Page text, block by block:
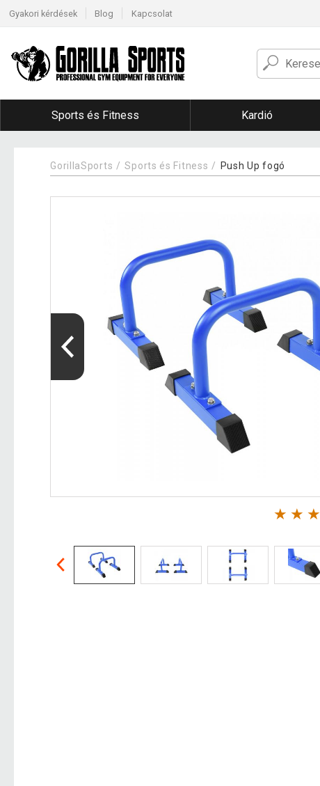
Gyakori kérdések Blog Kapcsolat
Sports és Fitness Kardió
GorillaSports Sports és Fitness Push Up fogó